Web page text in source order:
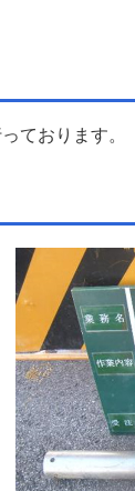
ております。